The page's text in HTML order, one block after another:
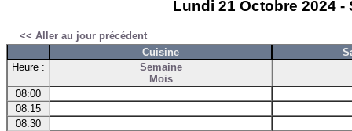
Lundi 21 Octobre 2024
<< Aller au jour précédent
Cuisine
Heure :
Semaine
Mois
08:00
08:15
08:30